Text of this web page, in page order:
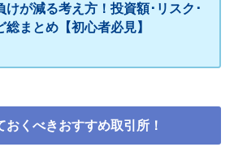
けが減る考え方！投資額･リスク･
総まとめ【初心者必見】
くべきおすすめ取引所！